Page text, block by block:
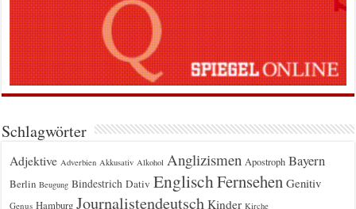
Schlagwörter
Adjektive Adverbien Akkusativ Alkohol Anglizismen Apostroph Bayern
Berlin Beugung Bindestrich Dativ EnglischFernsehen Genitiv
Genus Hamburg Journalistendeutsch Kinder Kirche